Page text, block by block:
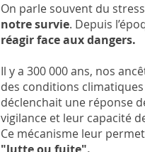
On parle souvent du
notre survie. Depuis
réagir face aux dangers.
Il y a 300 000 ans, nos
des conditions
déclenchait une réponse
vigilance et leur capacité
Ce mécanisme leur